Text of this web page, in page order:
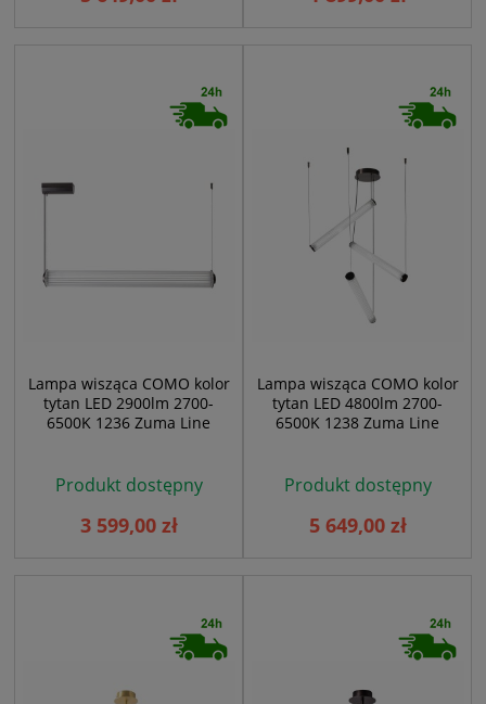
Lampa wisząca COMO kolor
tytan LED 2900lm 2700-
6500K 1236 Zuma Line
Produkt dostępny
3 599,00 zł
Lampa wisząca COMO kolor
tytan LED 4800lm 2700-
6500K 1238 Zuma Line
Produkt dostępny
5 649,00 zł